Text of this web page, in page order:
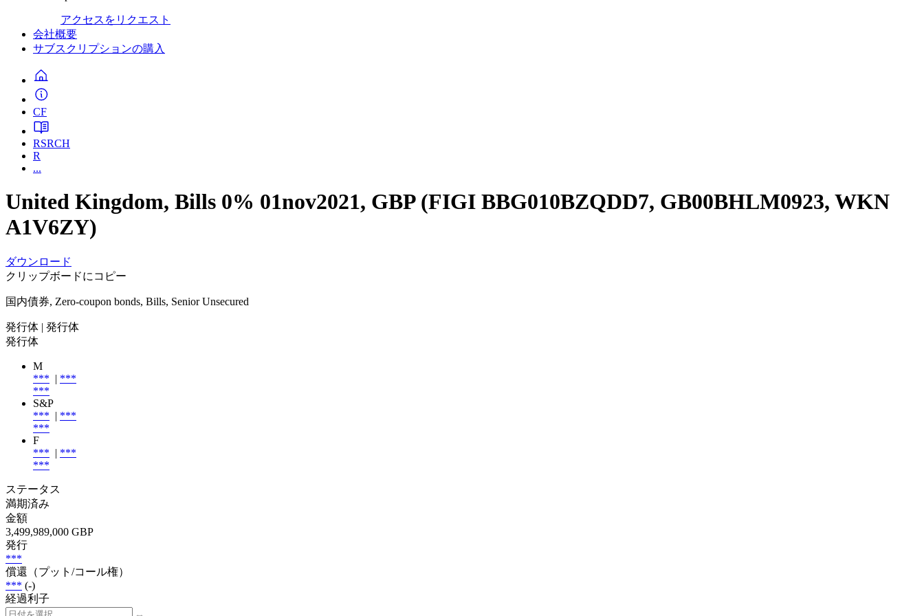
アクセスをリクエスト
会社概要
サブスクリプションの購入
CF
RSRCH
R
...
United Kingdom, Bills 0% 01nov2021, GBP (FIGI BBG010BZQDD7, GB00BHLM0923, WKN
A1V6ZY)
ダウンロード
クリップボードにコピー
国内債券, Zero-coupon bonds, Bills, Senior Unsecured
発行体 | 発行体
発行体
M
*** | ***
***
S&P
*** | ***
***
F
*** | ***
***
ステータス
満期済み
金額
3,499,989,000 GBP
発行
***
償還（プット/コール権）
*** (-)
経過利子